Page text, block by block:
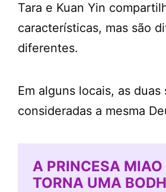
Tara e Kuan Yin
características, mas são
diferentes.
Em alguns locais, as duas
consideradas a mesma
A PRINCESA MIAO
TORNA UMA